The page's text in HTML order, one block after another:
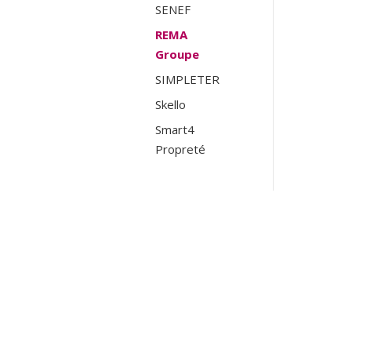
SENEF
REMA
Groupe
SIMPLETER
Skello
Smart4
Propreté